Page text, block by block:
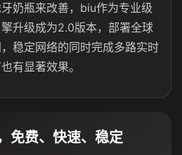
奶瓶来改善，biu作为专业级
升级成为2.0版本，部署全球
稳定网络的同时完成多路实时
有显著效果。
免费、快速、稳定